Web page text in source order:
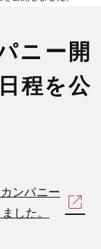
ニー開
程を公
ンパニー
した。